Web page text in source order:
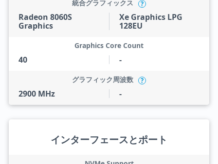
Radeon 8060S
Graphics
統合グラフィックス ?
Xe Graphics LPG
128EU
40
Graphics Core Count
-
2900 MHz
グラフィック周波数 ?
-
インターフェースとポート